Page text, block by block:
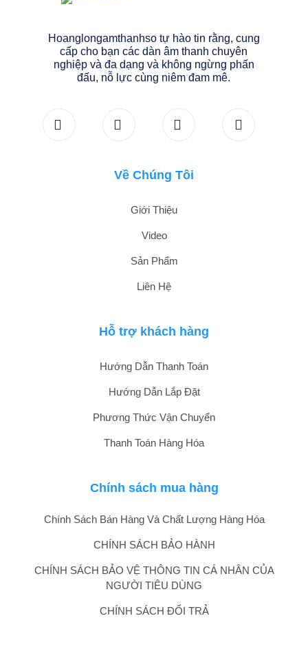
Hoanglongamthanhso tự hào tin rằng, cung
cấp cho bạn các dàn âm thanh chuyên
nghiệp và đa dạng và không ngừng phấn
đấu, nỗ lực cùng niêm đam mê.
Về Chúng Tôi
Giới Thiệu
Video
Sản Phẩm
Liên Hệ
Hỗ trợ khách hàng
Hướng Dẫn Thanh Toán
Hướng Dẫn Lắp Đặt
Phương Thức Vận Chuyển
Thanh Toán Hàng Hóa
Chính sách mua hàng
Chính Sách Bán Hàng Và Chất Lượng Hàng Hóa
CHÍNH SÁCH BẢO HÀNH
CHÍNH SÁCH BẢO VỆ THÔNG TIN CÁ NHÂN CỦA
NGƯỜI TIÊU DÙNG
CHÍNH SÁCH ĐỔI TRẢ